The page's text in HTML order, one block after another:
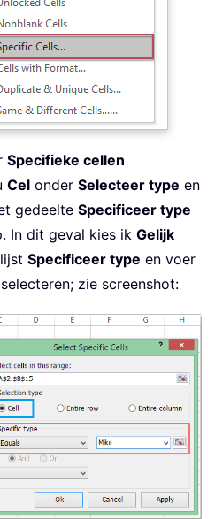
Specifieke cellen
Cel onder Selecteer type en
gedeelte Specificeer type
In dit geval kies ik Gelijk
Specificeer type en voer
zie screenshot: